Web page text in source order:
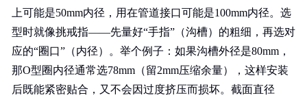
上可能是50mm内径，用在管道接口可能是100mm内径。选
型时就像挑戒指——先量好“手指”（沟槽）的粗细，再选对
应的“圈口”（内径）。举个例子：如果沟槽外径是80mm，
那O型圈内径通常选78mm（留2mm压缩余量），这样安装
后既能紧密贴合，又不会因过度挤压而损坏。截面直径